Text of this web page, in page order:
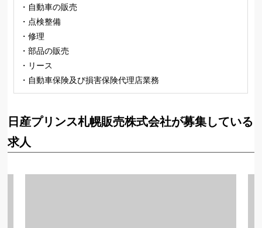
・自動車の販売
・点検整備
・修理
・部品の販売
・リース
・自動車保険及び損害保険代理店業務
日産プリンス札幌販売株式会社が募集している
求人